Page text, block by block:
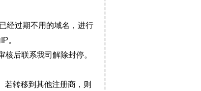
已经过期不用的域名，进行
。
核后联系我司解除封停。
若转移到其他注册商，则